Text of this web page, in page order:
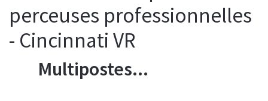
perceuses professionnelles
- Cincinnati VR
Multipostes...